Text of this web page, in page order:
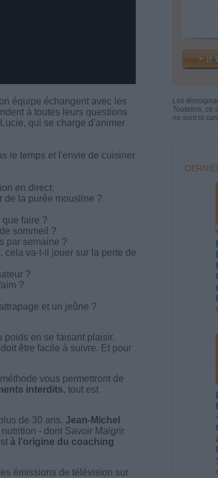
équipe échangent avec les
à toutes leurs questions
qui se charge d'animer
le temps et l'envie de cuisiner
en direct:
de la purée mousline ?
faire ?
sommeil ?
par semaine ?
cela va-t-il jouer sur la perte de
?
?
et un jeûne ?
en se faisant plaisir.
être facile à suivre. Et pour
vous permettront de
interdits, tout est
de 30 ans, Jean-Michel
- dont Savoir Maigrir
à l'origine du coaching
émissions de télévision sur
Les
Toutefois, ce
ne sont ni